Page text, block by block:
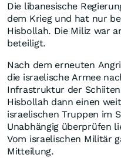
Die libanesische
dem Krieg und hat nur
Hisbollah. Die Miliz war
beteiligt.
Nach dem erneuten
die israelische Armee
Infrastruktur der
Hisbollah dann einen
israelischen Truppen im
Unabhängig überprüfen
Vom israelischen Militär
Mitteilung.